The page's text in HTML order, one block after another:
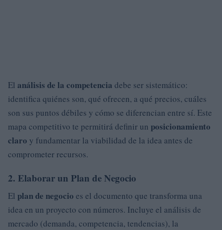
El análisis de la competencia debe ser sistemático:
identifica quiénes son, qué ofrecen, a qué precios, cuáles
son sus puntos débiles y cómo se diferencian entre sí. Este
mapa competitivo te permitirá definir un posicionamiento
claro y fundamentar la viabilidad de la idea antes de
comprometer recursos.
2. Elaborar un Plan de Negocio
El plan de negocio es el documento que transforma una
idea en un proyecto con números. Incluye el análisis de
mercado (demanda, competencia, tendencias), la